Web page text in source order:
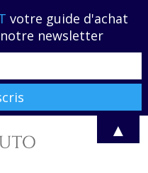
contact@lg-
votre guide d'achat
newsletter
▲